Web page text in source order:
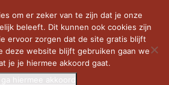
om er zeker van te zijn dat je onze
beleeft. Dit kunnen ook cookies zijn
ervoor zorgen dat de site gratis blijft
deze website blijft gebruiken gaan we
je je hiermee akkoord gaat.
ga hiermee akkoord